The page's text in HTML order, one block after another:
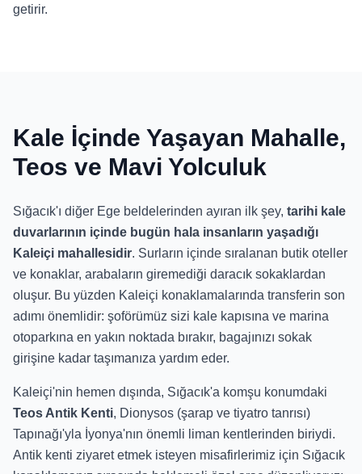
getirir.
Kale İçinde Yaşayan Mahalle,
Teos ve Mavi Yolculuk
Sığacık'ı diğer Ege beldelerinden ayıran ilk şey, tarihi kale
duvarlarının içinde bugün hala insanların yaşadığı
Kaleiçi mahallesidir. Surların içinde sıralanan butik oteller
ve konaklar, arabaların giremediği daracık sokaklardan
oluşur. Bu yüzden Kaleiçi konaklamalarında transferin son
adımı önemlidir: şoförümüz sizi kale kapısına ve marina
otoparkına en yakın noktada bırakır, bagajınızı sokak
girişine kadar taşımanıza yardım eder.
Kaleiçi'nin hemen dışında, Sığacık'a komşu konumdaki
Teos Antik Kenti, Dionysos (şarap ve tiyatro tanrısı)
Tapınağı'yla İyonya'nın önemli liman kentlerinden biriydi.
Antik kenti ziyaret etmek isteyen misafirlerimiz için Sığacık